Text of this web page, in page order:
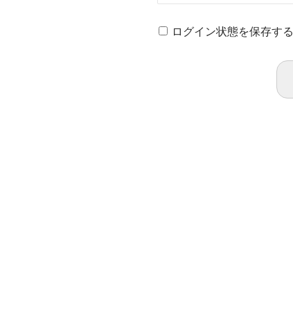
ログイン状態を保存する